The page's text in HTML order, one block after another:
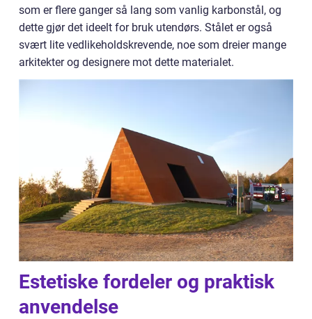
som er flere ganger så lang som vanlig karbonstål, og
dette gjør det ideelt for bruk utendørs. Stålet er også
svært lite vedlikeholdskrevende, noe som dreier mange
arkitekter og designere mot dette materialet.
Estetiske fordeler og praktisk
anvendelse